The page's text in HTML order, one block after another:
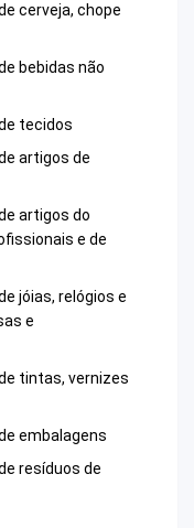
cerveja, chope
bebidas não
tecidos
artigos de
artigos do
e de
jóias, relógios e
e
tintas, vernizes
embalagens
resíduos de